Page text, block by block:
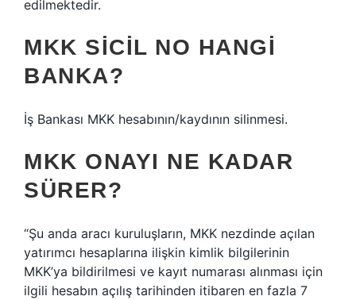
edilmektedir.
MKK SICIL NO HANGI
BANKA?
İş Bankası MKK hesabının/kaydının silinmesi.
MKK ONAYI NE KADAR
SÜRER?
“Şu anda aracı kuruluşların, MKK nezdinde açılan
yatırımcı hesaplarına ilişkin kimlik bilgilerinin
MKK’ya bildirilmesi ve kayıt numarası alınması için
ilgili hesabın açılış tarihinden itibaren en fazla 7